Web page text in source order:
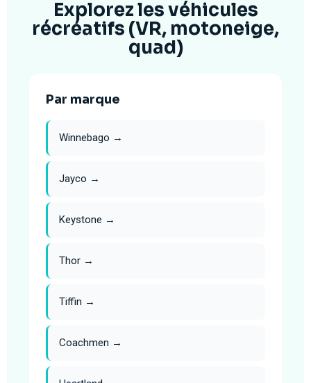
Explorez les véhicules
récréatifs (VR, motoneige,
quad)
Par marque
Winnebago →
Jayco →
Keystone →
Thor →
Tiffin →
Coachmen →